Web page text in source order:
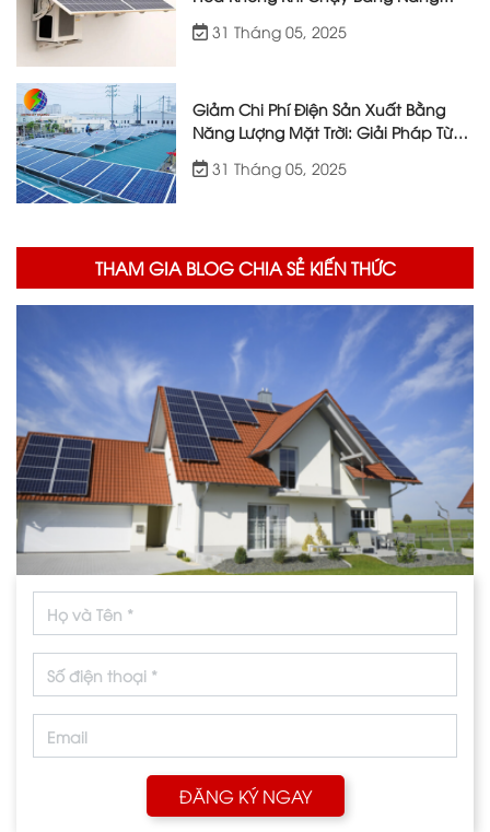
Lượng Mặt Trời
31 Tháng 05, 2025
Giảm Chi Phí Điện Sản Xuất Bằng
Năng Lượng Mặt Trời: Giải Pháp Từ
Việt Nhật Energy
31 Tháng 05, 2025
THAM GIA BLOG CHIA SẺ KIẾN THỨC
ĐĂNG KÝ NGAY